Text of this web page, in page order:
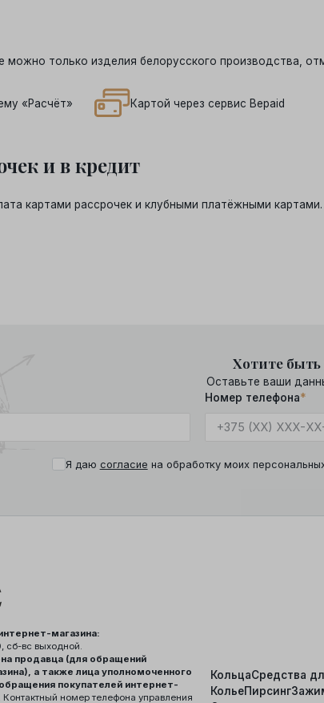
можно только изделия белорусского производства,
«Расчёт» Картой через сервис Bepaid
и в кредит
картами рассрочек и клубными платёжными
Хотите быть
Оставьте ваши
Номер телефона*
Я даю согласие на обработку моих
магазина:
сб-вс выходной.
продавца (для обращений
а также лица уполномоченного
покупателей интернет-
. Контактный номер телефона управления
КольцаСредства
КольеПирсинг